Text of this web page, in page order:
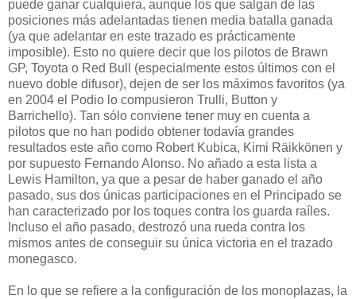
puede ganar cualquiera, aunque los que salgan de las
posiciones más adelantadas tienen media batalla ganada
(ya que adelantar en este trazado es prácticamente
imposible). Esto no quiere decir que los pilotos de Brawn
GP, Toyota o Red Bull (especialmente estos últimos con el
nuevo doble difusor), dejen de ser los máximos favoritos (ya
en 2004 el Podio lo compusieron Trulli, Button y
Barrichello). Tan sólo conviene tener muy en cuenta a
pilotos que no han podido obtener todavía grandes
resultados este año como Robert Kubica, Kimi Räikkönen y
por supuesto Fernando Alonso. No añado a esta lista a
Lewis Hamilton, ya que a pesar de haber ganado el año
pasado, sus dos únicas participaciones en el Principado se
han caracterizado por los toques contra los guarda raíles.
Incluso el año pasado, destrozó una rueda contra los
mismos antes de conseguir su única victoria en el trazado
monegasco.
En lo que se refiere a la configuración de los monoplazas, la